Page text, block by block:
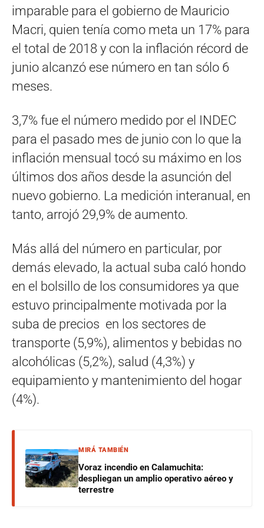
imparable para el gobierno de Mauricio
Macri, quien tenía como meta un 17% para
el total de 2018 y con la inflación récord de
junio alcanzó ese número en tan sólo 6
meses.
3,7% fue el número medido por el INDEC
para el pasado mes de junio con lo que la
inflación mensual tocó su máximo en los
últimos dos años desde la asunción del
nuevo gobierno. La medición interanual, en
tanto, arrojó 29,9% de aumento.
Más allá del número en particular, por
demás elevado, la actual suba caló hondo
en el bolsillo de los consumidores ya que
estuvo principalmente motivada por la
suba de precios en los sectores de
transporte (5,9%), alimentos y bebidas no
alcohólicas (5,2%), salud (4,3%) y
equipamiento y mantenimiento del hogar
(4%).
MIRÁ TAMBIÉN
Voraz incendio en Calamuchita:
despliegan un amplio operativo aéreo y
terrestre